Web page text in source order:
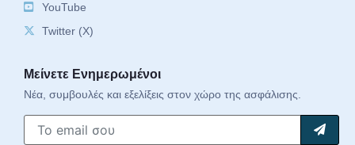
YouTube
Twitter (X)
Μείνετε Ενημερωμένοι
Νέα, συμβουλές και εξελίξεις στον χώρο της ασφάλισης.